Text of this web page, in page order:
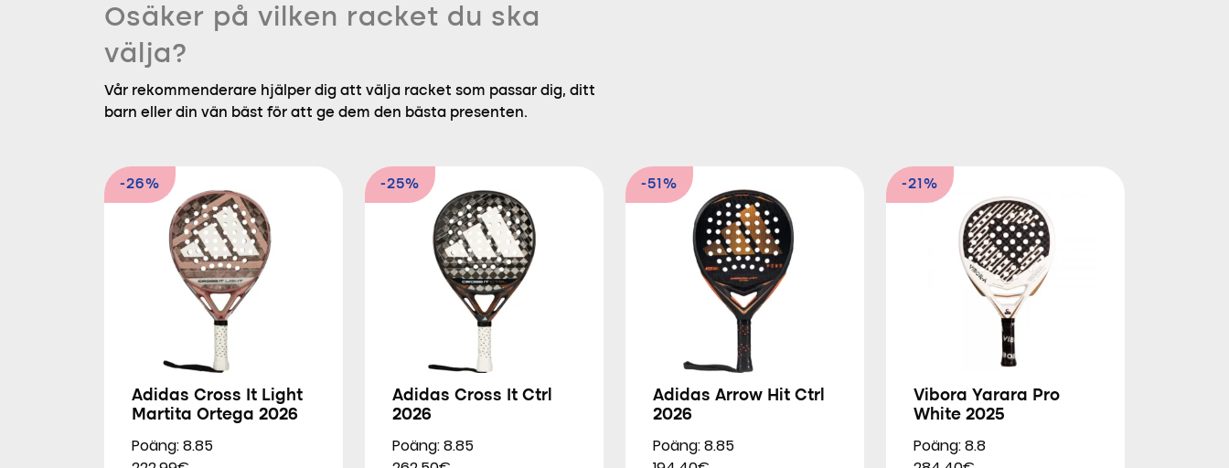
Osäker på vilken racket du ska
välja?
Vår rekommenderare hjälper dig att välja racket som passar dig, ditt
barn eller din vän bäst för att ge dem den bästa presenten.
-26%
Adidas Cross It Light
Martita Ortega 2026
Poäng: 8.85
-25%
Adidas Cross It Ctrl
2026
Poäng: 8.85
-51%
Adidas Arrow Hit Ctrl
2026
Poäng: 8.85
-21%
Vibora Yarara Pro
White 2025
Poäng: 8.8